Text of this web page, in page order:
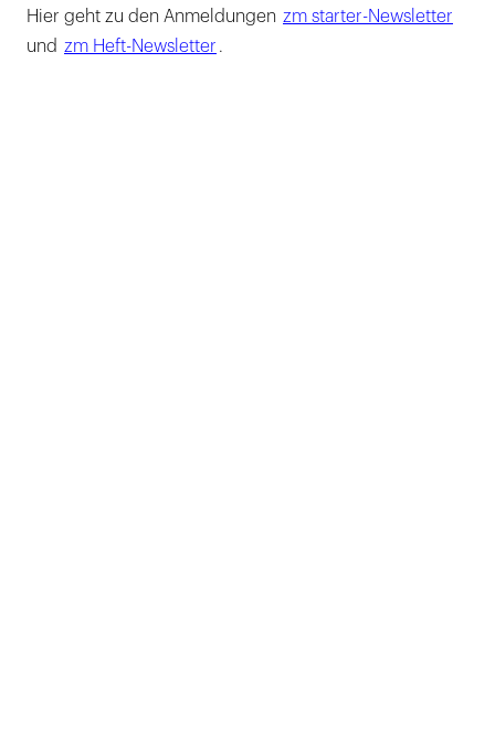
Hier geht zu den Anmeldungen zm starter-Newsletter
und zm Heft-Newsletter .